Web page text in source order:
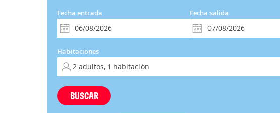
Fecha entrada Fecha salida
Habitaciones
BUSCAR